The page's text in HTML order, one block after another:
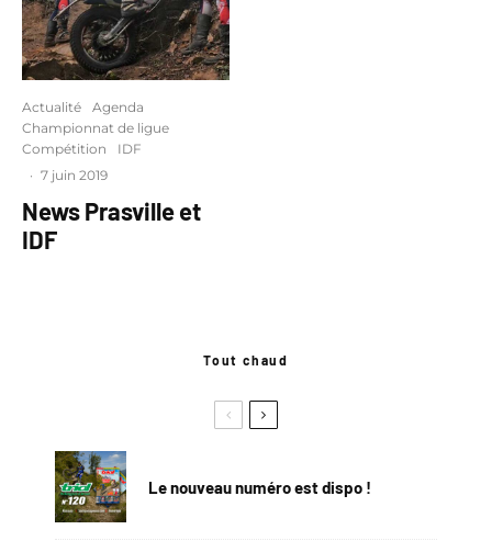
Actualité
Agenda
Championnat de ligue
Compétition
IDF
· 7 juin 2019
News Prasville et
IDF
Tout chaud
Le nouveau numéro est dispo !